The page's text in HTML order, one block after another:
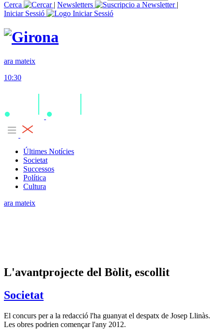
Cerca
| Newsletters
|
Iniciar Sessió
ara mateix
10:30
Últimes Notícies
Societat
Successos
Política
Cultura
ara mateix
L'avantprojecte del Bòlit, escollit
Societat
El concurs per a la redacció l'ha guanyat el despatx de Josep Llinàs.
Les obres podrien començar l'any 2012.